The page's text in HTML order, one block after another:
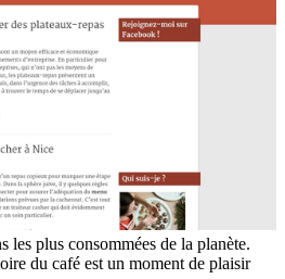
les plus consommées de la planète.
du café est un moment de plaisir